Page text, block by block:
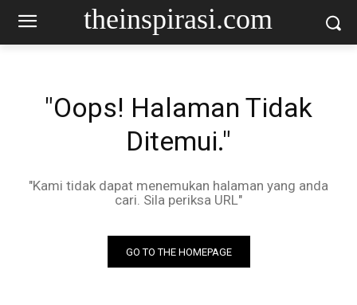
theinspirasi.com
"Oops! Halaman Tidak
Ditemui."
"Kami tidak dapat menemukan halaman yang anda
cari. Sila periksa URL"
GO TO THE HOMEPAGE